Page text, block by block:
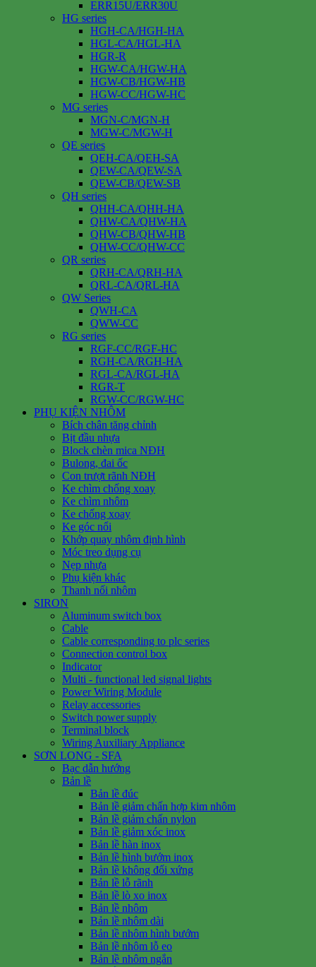
ERR15U/ERR30U
HG series
HGH-CA/HGH-HA
HGL-CA/HGL-HA
HGR-R
HGW-CA/HGW-HA
HGW-CB/HGW-HB
HGW-CC/HGW-HC
MG series
MGN-C/MGN-H
MGW-C/MGW-H
QE series
QEH-CA/QEH-SA
QEW-CA/QEW-SA
QEW-CB/QEW-SB
QH series
QHH-CA/QHH-HA
QHW-CA/QHW-HA
QHW-CB/QHW-HB
QHW-CC/QHW-CC
QR series
QRH-CA/QRH-HA
QRL-CA/QRL-HA
QW Series
QWH-CA
QWW-CC
RG series
RGF-CC/RGF-HC
RGH-CA/RGH-HA
RGL-CA/RGL-HA
RGR-T
RGW-CC/RGW-HC
PHỤ KIỆN NHÔM
Bích chân tăng chỉnh
Bịt đầu nhựa
Block chèn mica NĐH
Bulong, đai ốc
Con trượt rãnh NĐH
Ke chìm chống xoay
Ke chìm nhôm
Ke chống xoay
Ke góc nổi
Khớp quay nhôm định hình
Móc treo dụng cụ
Nẹp nhựa
Phụ kiện khác
Thanh nối nhôm
SIRON
Aluminum switch box
Cable
Cable corresponding to plc series
Connection control box
Indicator
Multi - functional led signal lights
Power Wiring Module
Relay accessories
Switch power supply
Terminal block
Wiring Auxiliary Appliance
SƠN LONG - SFA
Bạc dẫn hướng
Bản lề
Bản lề đúc
Bản lề giảm chấn hợp kim nhôm
Bản lề giảm chấn nylon
Bản lề giảm xóc inox
Bản lề hàn inox
Bản lề hình bướm inox
Bản lề không đối xứng
Bản lề lỗ rãnh
Bản lề lò xo inox
Bản lề nhôm
Bản lề nhôm dài
Bản lề nhôm hình bướm
Bản lề nhôm lỗ eo
Bản lề nhôm ngắn